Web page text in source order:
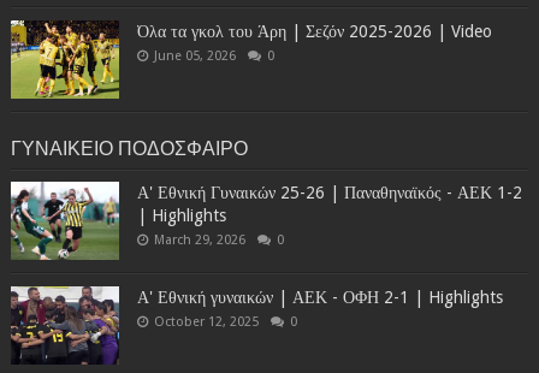
Όλα τα γκολ του Άρη | Σεζόν 2025-2026 | Video
June 05, 2026 0
ΓΥΝΑΙΚΕΙΟ ΠΟΔΟΣΦΑΙΡΟ
Α' Εθνική Γυναικών 25-26 | Παναθηναϊκός - ΑΕΚ 1-2
| Highlights
March 29, 2026 0
Α' Εθνική γυναικών | ΑΕΚ - ΟΦΗ 2-1 | Highlights
October 12, 2025 0